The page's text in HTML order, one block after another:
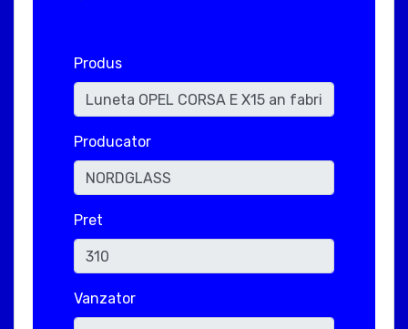
Produs
Producator
Pret
Vanzator